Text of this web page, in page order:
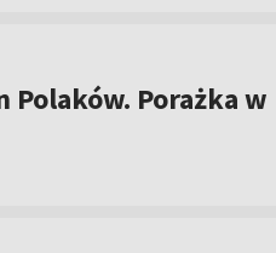
Polaków. Porażka w